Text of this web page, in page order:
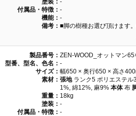
塗装： -
付属品・特徴： -
機能： -
備考： ■脚の樹種お選び頂けます
製品番号： ZEN-WOOD_オットマン
型番、型名、色名： -
サイズ： 幅650 × 奥行650 × 高さ
素材： 張地ランク5 ポリエステル
1%, 綿12%, 麻9% 本体布
重量： 18kg
塗装： -
付属品・特徴： -